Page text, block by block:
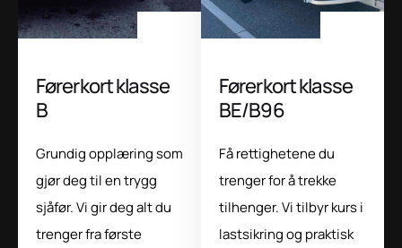
Førerkort klasse
B
Grundig opplæring som
gjør deg til en trygg
sjåfør. Vi gir deg alt du
trenger fra første
Førerkort klasse
BE/B96
Få rettighetene du
trenger for å trekke
tilhenger. Vi tilbyr kurs i
lastsikring og praktisk